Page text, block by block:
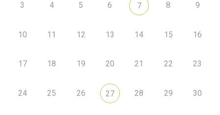
3 4 5 6 7 8 9
10 11 12 13 14 15 16
17 18 19 20 21 22 23
24 25 26 27 28 29 30